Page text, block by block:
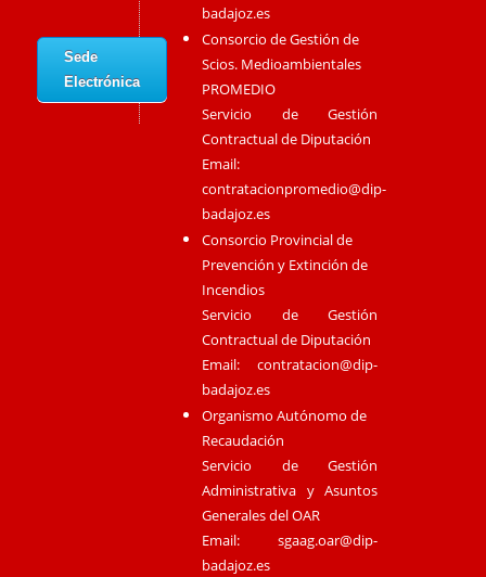
Sede
Electrónica
badajoz.es
Consorcio de Gestión de
Scios. Medioambientales
PROMEDIO
Servicio de Gestión
Contractual de Diputación
Email:
contratacionpromedio@dip-
badajoz.es
Consorcio Provincial de
Prevención y Extinción de
Incendios
Servicio de Gestión
Contractual de Diputación
Email:contratacion@dip-
badajoz.es
Organismo Autónomo de
Recaudación
Servicio de Gestión
Administrativa y Asuntos
Generales del OAR
Email:sgaag.oar@dip-
badajoz.es